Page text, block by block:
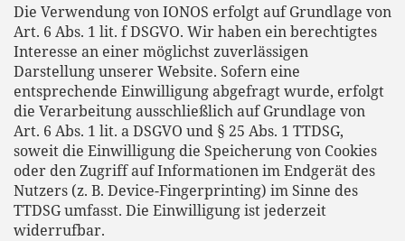
Die Verwendung von IONOS erfolgt auf Grundlage von
Art. 6 Abs. 1 lit. f DSGVO. Wir haben ein berechtigtes
Interesse an einer möglichst zuverlässigen
Darstellung unserer Website. Sofern eine
entsprechende Einwilligung abgefragt wurde, erfolgt
die Verarbeitung ausschließlich auf Grundlage von
Art. 6 Abs. 1 lit. a DSGVO und § 25 Abs. 1 TTDSG,
soweit die Einwilligung die Speicherung von Cookies
oder den Zugriff auf Informationen im Endgerät des
Nutzers (z. B. Device-Fingerprinting) im Sinne des
TTDSG umfasst. Die Einwilligung ist jederzeit
widerrufbar.